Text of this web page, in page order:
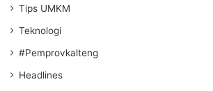
Tips UMKM
Teknologi
#Pemprovkalteng
Headlines